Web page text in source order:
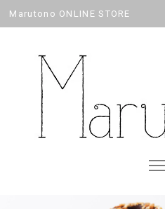
Marutono ONLINE STORE